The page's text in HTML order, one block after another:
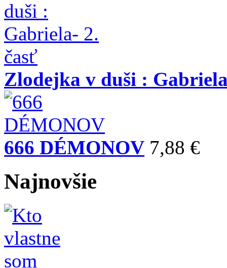
Zlodejka v duši :
666 DÉMONOV 7,88 €
Najnovšie